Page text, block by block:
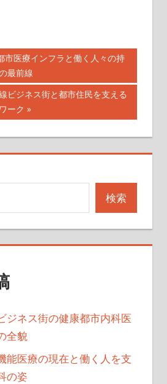
市医療インフラと働く人々の持
最前線
ビジネス街と都市住民を支える
ーク
検索
ジネス街の健康都市内科医
全貌
能医療の現在と働く人を支
の姿